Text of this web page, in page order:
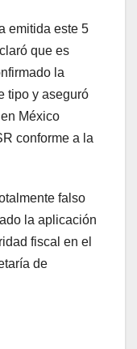
emitida este 5
que es
la
tipo y aseguró
México
conforme a la
falso
la aplicación
fiscal en el
de